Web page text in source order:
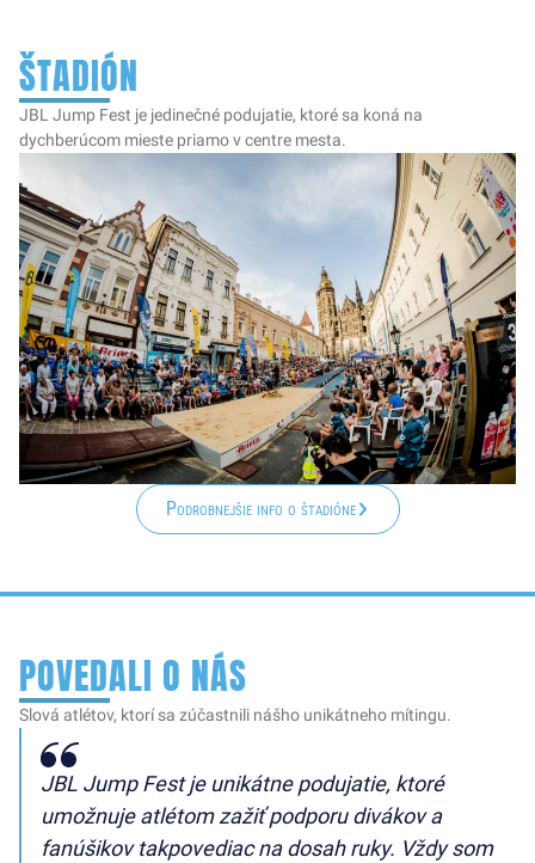
ŠTADIÓN
JBL Jump Fest je jedinečné podujatie, ktoré sa koná na
dychberúcom mieste priamo v centre mesta.
Podrobnejšie info o štadióne
POVEDALI O NÁS
Slová atlétov, ktorí sa zúčastnili nášho unikátneho mítingu.
JBL Jump Fest je unikátne podujatie, ktoré
umožnuje atlétom zažiť podporu divákov a
fanúšikov takpovediac na dosah ruky. Vždy som